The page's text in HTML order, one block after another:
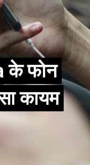
के फोन
कायम
के फोन
कायम